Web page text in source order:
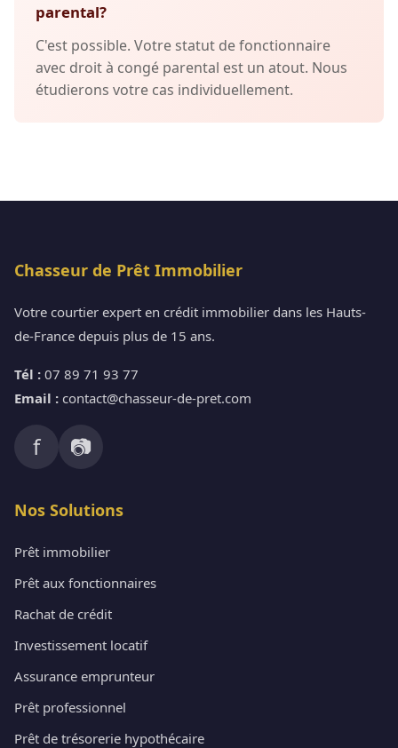
parental?
C'est possible. Votre statut de fonctionnaire
avec droit à congé parental est un atout. Nous
étudierons votre cas individuellement.
Chasseur de Prêt Immobilier
Votre courtier expert en crédit immobilier dans les Hauts-
de-France depuis plus de 15 ans.
Tél : 07 89 71 93 77
Email : contact@chasseur-de-pret.com
f 📷
Nos Solutions
Prêt immobilier
Prêt aux fonctionnaires
Rachat de crédit
Investissement locatif
Assurance emprunteur
Prêt professionnel
Prêt de trésorerie hypothécaire